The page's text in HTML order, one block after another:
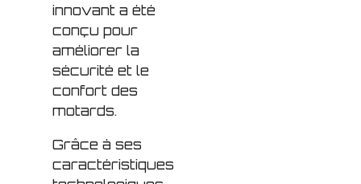
innovant a été
conçu pour
améliorer la
sécurité et le
confort des
motards.
Grâce à ses
caractéristiques